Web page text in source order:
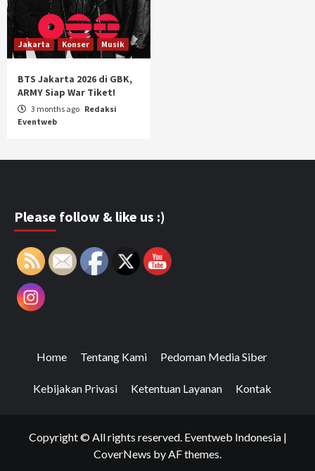
Jakarta Konser Musik
BTS Jakarta 2026 di GBK,
ARMY Siap War Tiket!
3 months ago Redaksi
Eventweb
Please follow & like us :)
Home Tentang Kami Pedoman Media Siber
Kebijakan Privasi Ketentuan Layanan Kontak
Copyright © All rights reserved. Eventweb Indonesia |
CoverNews by AF themes.